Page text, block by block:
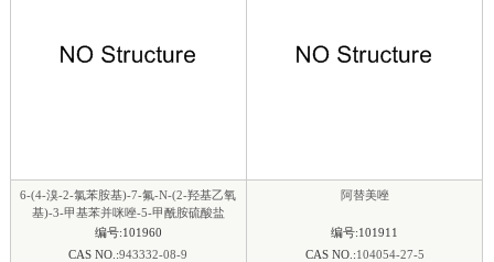
6-(4-溴-2-氯苯胺基)-7-氟-N-(2-羟基乙氧
基)-3-甲基苯并咪唑-5-甲酰胺硫酸盐
编号:101960
CAS NO.:943332-08-9
阿替美唑
编号:101911
CAS NO.:104054-27-5